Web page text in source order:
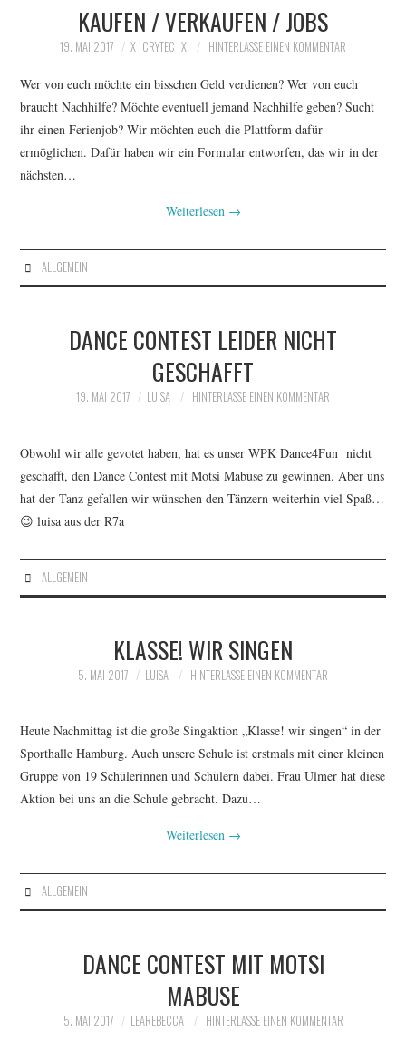
KAUFEN / VERKAUFEN / JOBS
19. MAI 2017 X _CRYTEC_ X HINTERLASSE EINEN KOMMENTAR
Wer von euch möchte ein bisschen Geld verdienen? Wer von euch
braucht Nachhilfe? Möchte eventuell jemand Nachhilfe geben? Sucht
ihr einen Ferienjob? Wir möchten euch die Plattform dafür
ermöglichen. Dafür haben wir ein Formular entworfen, das wir in der
nächsten…
Weiterlesen →
ALLGEMEIN
DANCE CONTEST LEIDER NICHT
GESCHAFFT
19. MAI 2017 LUISA HINTERLASSE EINEN KOMMENTAR
Obwohl wir alle gevotet haben, hat es unser WPK Dance4Fun nicht
geschafft, den Dance Contest mit Motsi Mabuse zu gewinnen. Aber uns
hat der Tanz gefallen wir wünschen den Tänzern weiterhin viel Spaß…
😉 luisa aus der R7a
ALLGEMEIN
KLASSE! WIR SINGEN
5. MAI 2017 LUISA HINTERLASSE EINEN KOMMENTAR
Heute Nachmittag ist die große Singaktion „Klasse! wir singen“ in der
Sporthalle Hamburg. Auch unsere Schule ist erstmals mit einer kleinen
Gruppe von 19 Schülerinnen und Schülern dabei. Frau Ulmer hat diese
Aktion bei uns an die Schule gebracht. Dazu…
Weiterlesen →
ALLGEMEIN
DANCE CONTEST MIT MOTSI
MABUSE
5. MAI 2017 LEAREBECCA HINTERLASSE EINEN KOMMENTAR